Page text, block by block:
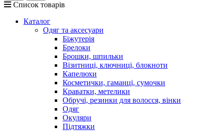
Список товарів
Каталог
Oдяг та аксесуари
Біжутерія
Брелоки
Брошки, шпильки
Візитниці, ключниці, блокноти
Капелюхи
Косметички, гаманці, сумочки
Краватки, метелики
Обручі, резинки для волосся, вінки
Одяг
Окуляри
Підтяжки